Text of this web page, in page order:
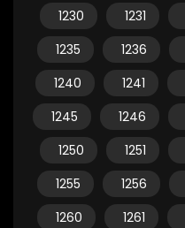
1230
1231
1235
1236
1240
1241
1245
1246
1250
1251
1255
1256
1260
1261